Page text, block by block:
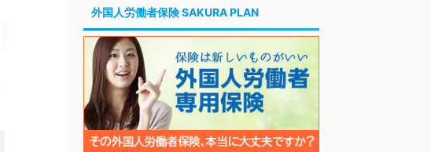
外国人労働者保険 SAKURA PLAN